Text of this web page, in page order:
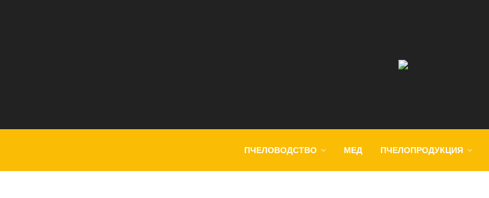
ПЧЕЛОВОДСТВО МЕД ПЧЕЛОПРОДУКЦИЯ